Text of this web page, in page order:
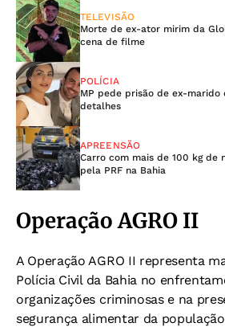
TELEVISÃO
Morte de ex-ator mirim da
cena de filme
POLÍCIA
MP pede prisão de ex-marido
detalhes
APREENSÃO
Carro com mais de 100 kg de
pela PRF na Bahia
Operação AGRO II
A Operação AGRO II representa
Polícia Civil da Bahia no
organizações criminosas e na
segurança alimentar da